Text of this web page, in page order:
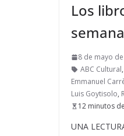
Los
semana
8 de mayo
ABC Cultural,
Emmanuel
Luis Goytisolo,
12 minutos
UNA